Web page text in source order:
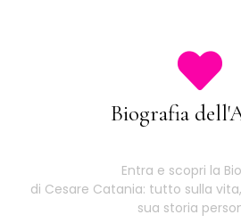
Biografia
Entra e scopri la
di Cesare Catania: tutto sulla
sua storia